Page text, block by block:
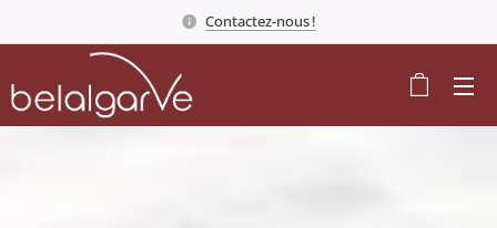
Contactez-nous !